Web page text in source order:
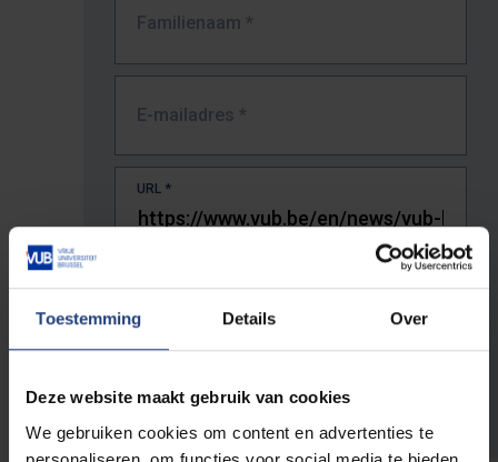
Toestemming Details Over
Deze website maakt gebruik van cookies
We gebruiken cookies om content en advertenties te
Familienaam *
E-mailadres *
URL *
De volledige URL van de pagina waar je de fout zag.